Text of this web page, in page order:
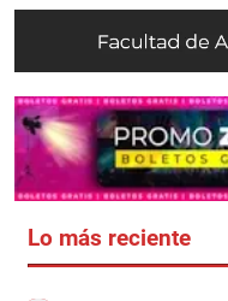
Lo más reciente